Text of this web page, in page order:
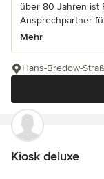
über 80 Jahren ist
Ansprechpartner
Mehr
Hans-Bredow-
Kiosk deluxe